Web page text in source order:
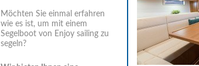
Möchten Sie einmal erfahren
wie es ist, um mit einem
Segelboot von Enjoy sailing zu
segeln?